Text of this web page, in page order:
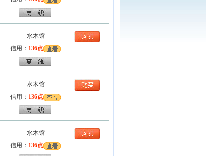
水木馆
信用： 136点
水木馆
信用： 136点
水木馆
信用： 136点